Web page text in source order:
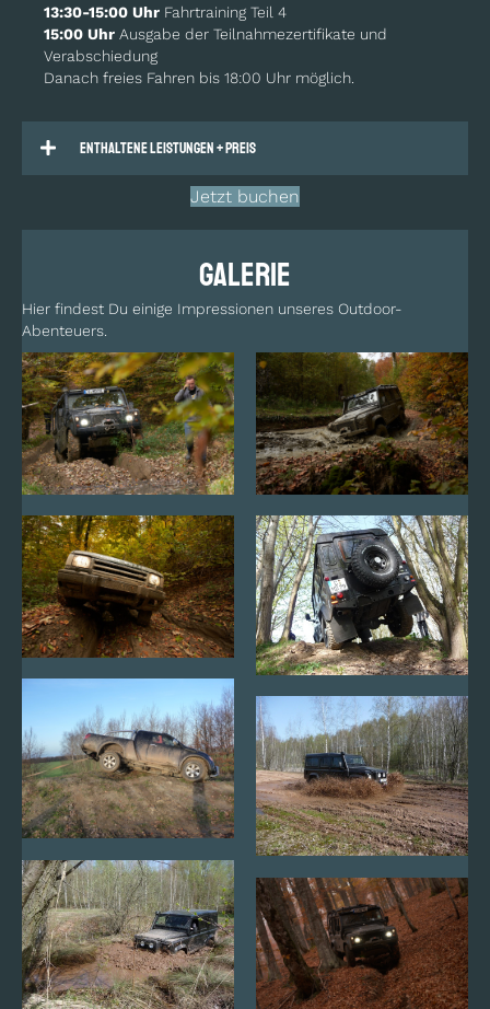
13:30-15:00 Uhr Fahrtraining Teil 4
15:00 Uhr Ausgabe der Teilnahmezertifikate und
Verabschiedung
Danach freies Fahren bis 18:00 Uhr möglich.
Enthaltene Leistungen + Preis
Jetzt buchen
Galerie
Hier findest Du einige Impressionen unseres Outdoor-
Abenteuers.